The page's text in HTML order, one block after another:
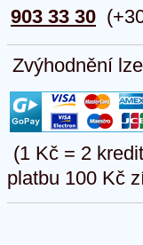
903 33 30
Zvýhodnění
(1 Kč = 2
platbu 100 Kč